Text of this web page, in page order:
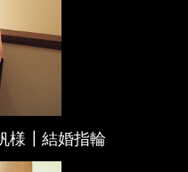
様┃結婚指輪